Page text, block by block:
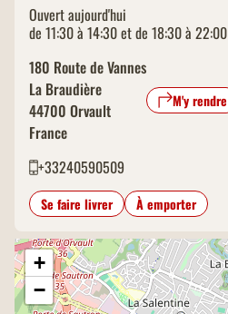
Ouvert aujourd'hui
de 11:30 à 14:30 et de 18:30 à 22:00
180 Route de Vannes
La Braudière
44700 Orvault
France
M'y rendre
+33240590509
Se faire livrer À emporter
+
−